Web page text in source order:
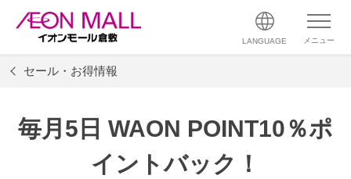
LANGUAGE メニュー
セール・お得情報
毎月5日 WAON POINT10％ポ
イントバック！